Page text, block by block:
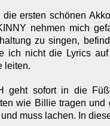
die ersten schönen
nehmen mich
zu singen,
ich nicht die Lyrics
leiten.
geht sofort in die
wie Billie tragen
muss lachen. In